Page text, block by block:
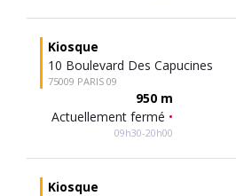
Kiosque
10 Boulevard Des Capucines
75009 PARIS 09
950 m
Actuellement fermé •
09h30-20h00
Kiosque